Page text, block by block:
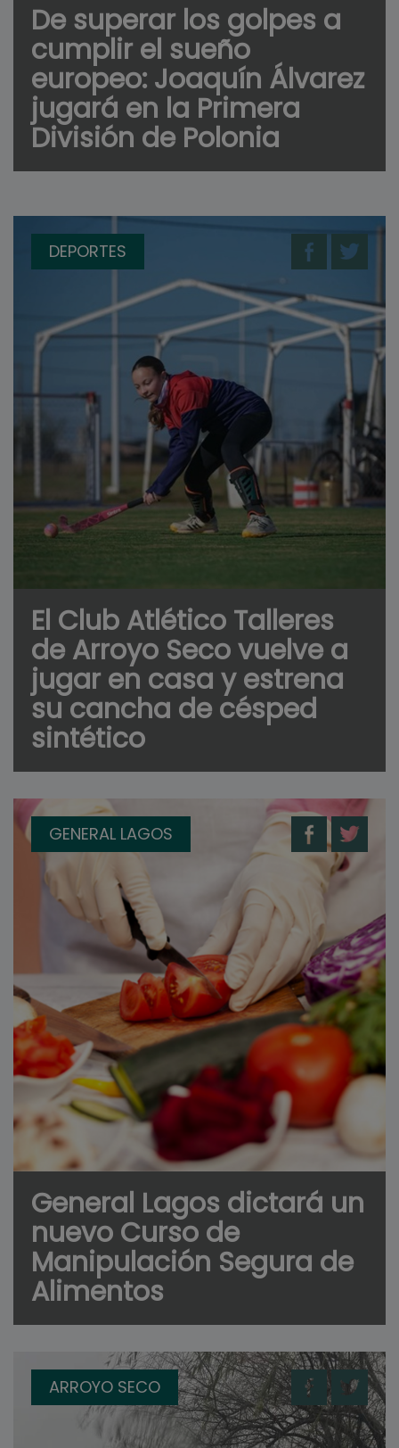
De superar los golpes a
cumplir el sueño
europeo: Joaquín Álvarez
jugará en la Primera
División de Polonia
DEPORTES
El Club Atlético Talleres
de Arroyo Seco vuelve a
jugar en casa y estrena
su cancha de césped
sintético
GENERAL LAGOS
General Lagos dictará un
nuevo Curso de
Manipulación Segura de
Alimentos
ARROYO SECO